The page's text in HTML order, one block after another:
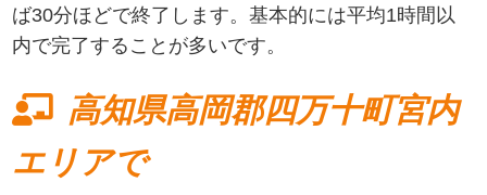
ば30分ほどで終了します。基本的には平均1時間以
内で完了することが多いです。
高知県高岡郡四万十町宮内
エリアで